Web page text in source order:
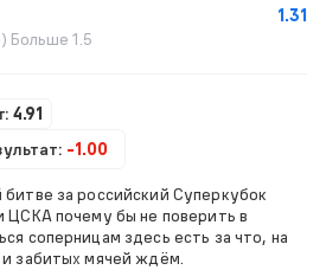
1.31
Больше 1.5
4.91
-1.00
за российский Суперкубок
ЦСКА почему бы не поверить в
соперницам здесь есть за что, на
забитых мячей ждём.